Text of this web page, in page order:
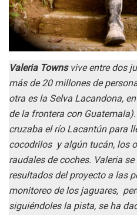
Valeria Townsvive entre dos
más de 20 millones de
otra es la Selva Lacandona,
de la frontera con
cruzaba el río Lacantún para
cocodrilos y algún tucán, los
raudales de coches. Valeria
resultados del proyecto a las
monitoreo de los jaguares,
siguiéndoles la pista, se ha